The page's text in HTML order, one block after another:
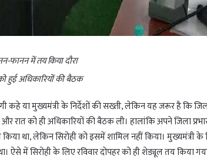
फानन में तय किया दौरा
हुई अधिकारियों की बैठक
कहे या मुख्यमंत्री के निर्देशों की सख्ती, लेकिन यह जरूर है कि
रात को ही अधिकारियों की बैठक ली। हालांकि अपने जिला
था, लेकिन सिरोही को इसमें शामिल नहीं किया। मुख्यमंत्री के
ऐसे में सिरोही के लिए रविवार दोपहर को ही शेड्यूल तय किया